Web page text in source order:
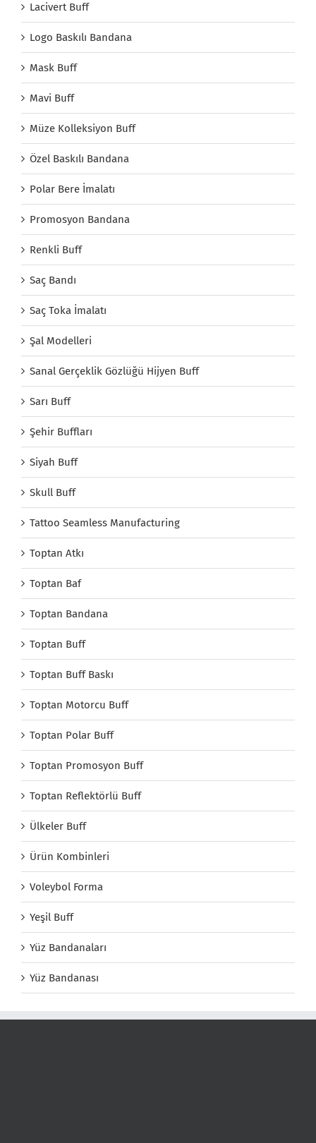
Lacivert Buff
Logo Baskılı Bandana
Mask Buff
Mavi Buff
Müze Kolleksiyon Buff
Özel Baskılı Bandana
Polar Bere İmalatı
Promosyon Bandana
Renkli Buff
Saç Bandı
Saç Toka İmalatı
Şal Modelleri
Sanal Gerçeklik Gözlüğü Hijyen Buff
Sarı Buff
Şehir Buffları
Siyah Buff
Skull Buff
Tattoo Seamless Manufacturing
Toptan Atkı
Toptan Baf
Toptan Bandana
Toptan Buff
Toptan Buff Baskı
Toptan Motorcu Buff
Toptan Polar Buff
Toptan Promosyon Buff
Toptan Reflektörlü Buff
Ülkeler Buff
Ürün Kombinleri
Voleybol Forma
Yeşil Buff
Yüz Bandanaları
Yüz Bandanası